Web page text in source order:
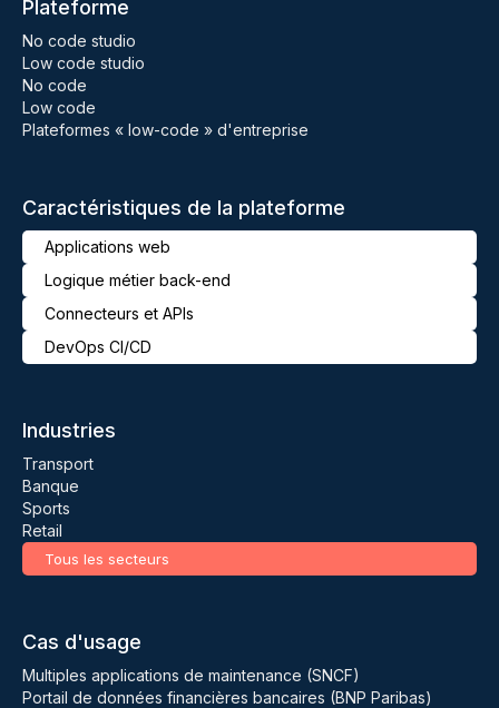
Plateforme
No code studio
Low code studio
No code
Low code
Plateformes « low-code » d'entreprise
Caractéristiques de la plateforme
Applications web
Logique métier back-end
Connecteurs et APIs
DevOps CI/CD
Industries
Transport
Banque
Sports
Retail
Tous les secteurs
Cas d'usage
Multiples applications de maintenance (SNCF)
Portail de données financières bancaires (BNP Paribas)